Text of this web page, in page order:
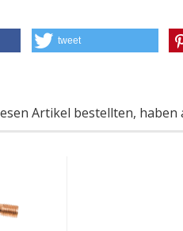
tweet
Artikel bestellten,